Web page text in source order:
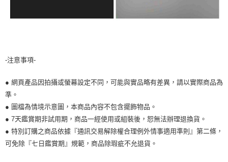
-注意事項-
● 網頁產品因拍攝或螢幕設定不同，可能與實品略有差異，請以實際商品為
準。
● 圖檔為情境示意圖，本商品內容不包含擺飾物品。
● 7天鑑賞期非試用期，商品一經使用或組裝後，恕無法辦理退換貨。
● 特別訂購之商品依據『通訊交易解除權合理例外情事適用準則』第二條，
可免除『七日鑑賞期』規範，商品除瑕疵不允退貨。